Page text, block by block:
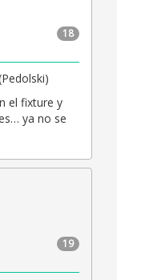
18
el fixture y
ya no se
19